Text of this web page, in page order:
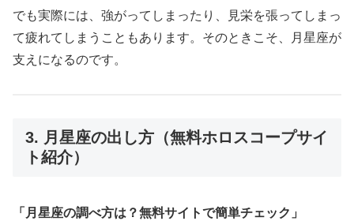
でも実際には、強がってしまったり、見栄を張ってしまっ
て疲れてしまうこともあります。そのときこそ、月星座が
支えになるのです。
3. 月星座の出し方（無料ホロスコープサイ
ト紹介）
「月星座の調べ方は？無料サイトで簡単チェック」